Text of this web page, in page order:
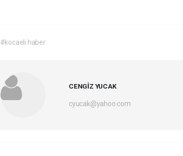
#kocaeli haber
CENGİZ YUCAK
cyucak@yahoo.com